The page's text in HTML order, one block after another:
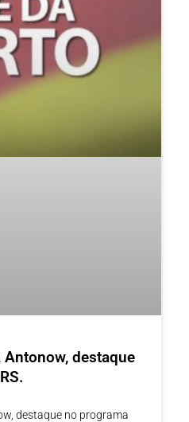
destaque
destaque no programa